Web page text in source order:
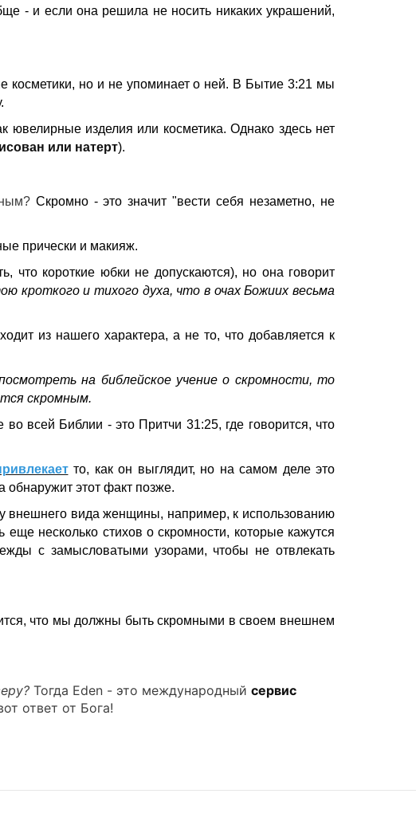
- и если она решила не носить никаких украшений,
косметики, но и не упоминает о ней. В Бытие 3:21 мы
изделия или косметика. Однако здесь нет
или натерт).
Скромно - это значит "вести себя незаметно, не
прически и макияж.
что короткие юбки не допускаются), но она говорит
кроткого и тихого духа, что в очах Божиих весьма
из нашего характера, а не то, что добавляется к
на библейское учение о скромности, то
скромным.
всей Библии - это Притчи 31:25, где говорится, что
то, как он выглядит, но на самом деле это
обнаружит этот факт позже.
внешнего вида женщины, например, к использованию
несколько стихов о скромности, которые кажутся
с замысловатыми узорами, чтобы не отвлекать
что мы должны быть скромными в своем внешнем
Тогда Eden - это международный сервис
ответ от Бога!